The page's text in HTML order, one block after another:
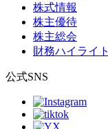
株式情報
株主優待
株主総会
財務ハイライト
公式SNS